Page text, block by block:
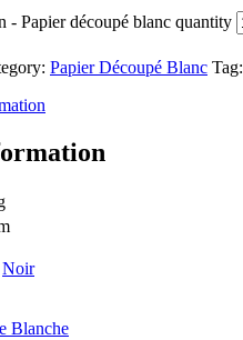
- Papier découpé blanc quantity
Papier Découpé Blanc Tag:
Noir
Blanche